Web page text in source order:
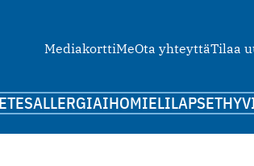
MediakorttiMeOta yhteyttäTilaa
ALLERGIAIHOMIELILAPSET